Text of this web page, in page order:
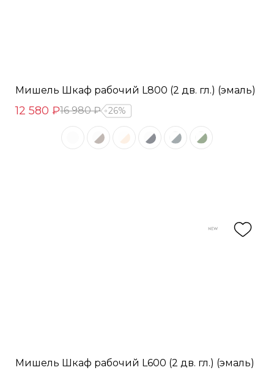
Мишель Шкаф рабочий L800 (2 дв. гл.) (эмаль)
12 580 ₽16 980 ₽ 26%
Мишель Шкаф рабочий L600 (2 дв. гл.) (эмаль)